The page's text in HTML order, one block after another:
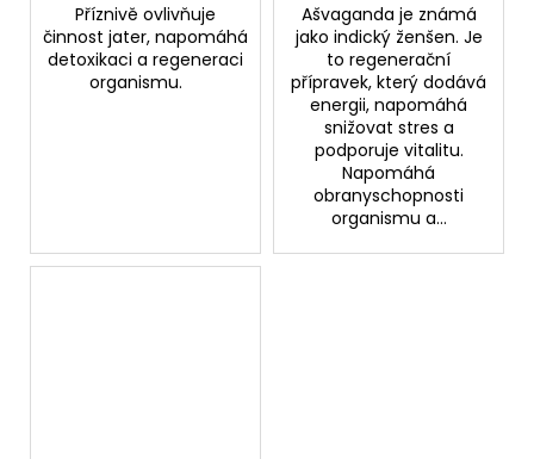
Příznivě ovlivňuje
činnost jater, napomáhá
detoxikaci a regeneraci
organismu.
Ašvaganda je známá
jako indický ženšen. Je
to regenerační
přípravek, který dodává
energii, napomáhá
snižovat stres a
podporuje vitalitu.
Napomáhá
obranyschopnosti
organismu a...